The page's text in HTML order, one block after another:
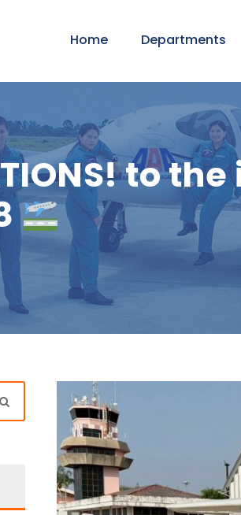
Home Departments
to